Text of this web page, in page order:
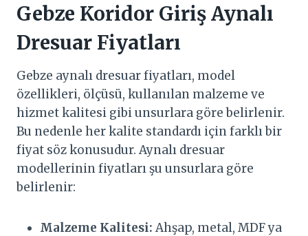
Gebze Koridor Giriş Aynalı
Dresuar Fiyatları
Gebze aynalı dresuar fiyatları, model
özellikleri, ölçüsü, kullanılan malzeme ve
hizmet kalitesi gibi unsurlara göre belirlenir.
Bu nedenle her kalite standardı için farklı bir
fiyat söz konusudur. Aynalı dresuar
modellerinin fiyatları şu unsurlara göre
belirlenir:
Malzeme Kalitesi: Ahşap, metal, MDF ya